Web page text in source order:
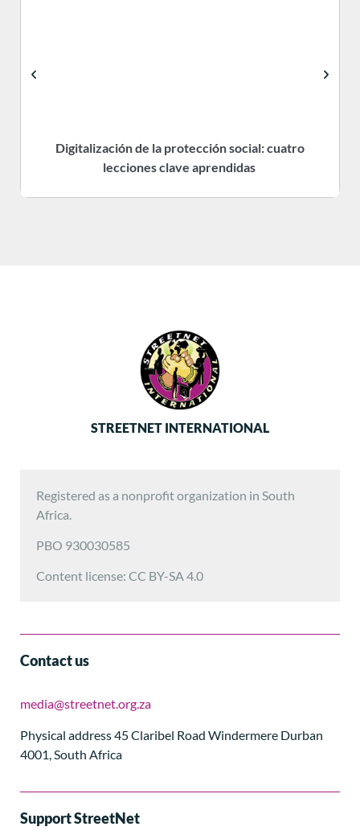
Digitalización de la protección social: cuatro
lecciones clave aprendidas
STREETNET INTERNATIONAL
Registered as a nonprofit organization in South
Africa.
PBO 930030585
Content license: CC BY-SA 4.0
Contact us
media@streetnet.org.za
Physical address 45 Claribel Road Windermere Durban
4001, South Africa
Support StreetNet